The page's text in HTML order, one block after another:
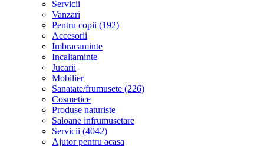
Servicii
Vanzari
Pentru copii (192)
Accesorii
Imbracaminte
Incaltaminte
Jucarii
Mobilier
Sanatate/frumusete (226)
Cosmetice
Produse naturiste
Saloane infrumusetare
Servicii (4042)
Ajutor pentru acasa